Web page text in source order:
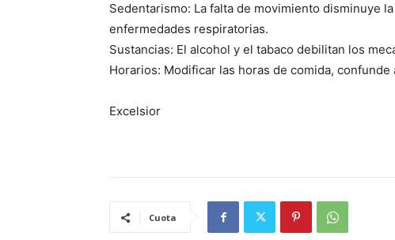
Sedentarismo: La falta de movimiento disminuye
enfermedades respiratorias.
Sustancias: El alcohol y el tabaco debilitan los
Horarios: Modificar las horas de comida,
Excelsior
Cuota